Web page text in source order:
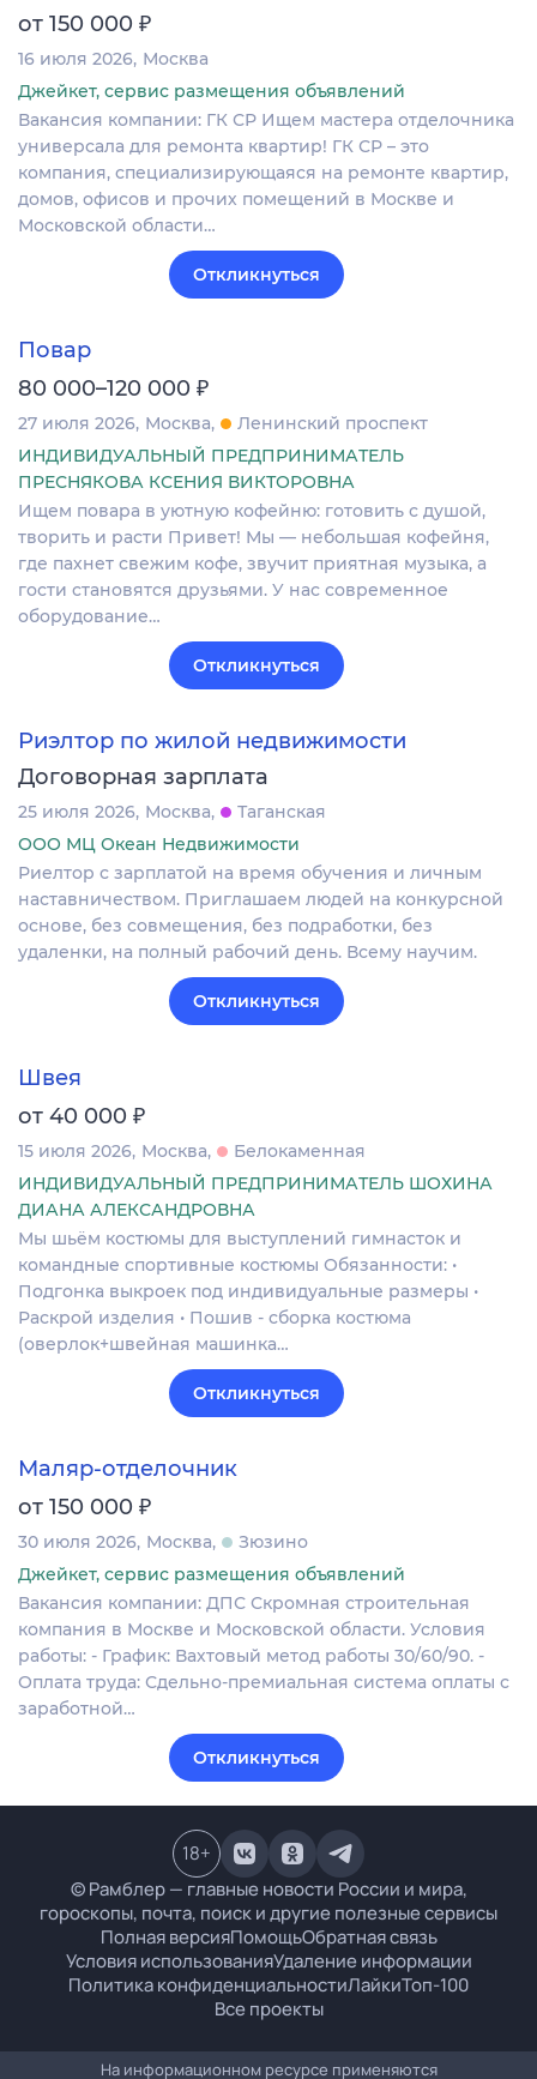
от 150 000 ₽
16 июля 2026 Москва
Джейкет, сервис размещения объявлений
Вакансия компании: ГК СР Ищем мастера отделочника
универсала для ремонта квартир! ГК СР – это
компания, специализирующаяся на ремонте квартир,
домов, офисов и прочих помещений в Москве и
Московской области…
Откликнуться
Повар
80 000–120 000 ₽
27 июля 2026 Москва
Ленинский проспект
ИНДИВИДУАЛЬНЫЙ ПРЕДПРИНИМАТЕЛЬ
ПРЕСНЯКОВА КСЕНИЯ ВИКТОРОВНА
Ищем повара в уютную кофейню: готовить с душой,
творить и расти Привет! Мы — небольшая кофейня,
где пахнет свежим кофе, звучит приятная музыка, а
гости становятся друзьями. У нас современное
оборудование…
Откликнуться
Риэлтор по жилой недвижимости
Договорная зарплата
25 июля 2026 Москва
Таганская
ООО МЦ Океан Недвижимости
Риелтор с зарплатой на время обучения и личным
наставничеством. Приглашаем людей на конкурсной
основе, без совмещения, без подработки, без
удаленки, на полный рабочий день. Всему научим.
Откликнуться
Швея
от 40 000 ₽
15 июля 2026 Москва
Белокаменная
ИНДИВИДУАЛЬНЫЙ ПРЕДПРИНИМАТЕЛЬ ШОХИНА
ДИАНА АЛЕКСАНДРОВНА
Мы шьём костюмы для выступлений гимнасток и
командные спортивные костюмы Обязанности: •
Подгонка выкроек под индивидуальные размеры •
Раскрой изделия • Пошив - сборка костюма
(оверлок+швейная машинка…
Откликнуться
Маляр-отделочник
от 150 000 ₽
30 июля 2026 Москва
Зюзино
Джейкет, сервис размещения объявлений
Вакансия компании: ДПС Скромная строительная
компания в Москве и Московской области. Условия
работы: - График: Вахтовый метод работы 30/60/90. -
Оплата труда: Сдельно-премиальная система оплаты с
заработной…
Откликнуться
© Рамблер — главные новости России и мира,
гороскопы, почта, поиск и другие полезные сервисы
Полная версияПомощьОбратная связь
Условия использованияУдаление информации
Политика конфиденциальностиЛайкиТоп-100
Все проекты
18+
На информационном ресурсе применяются